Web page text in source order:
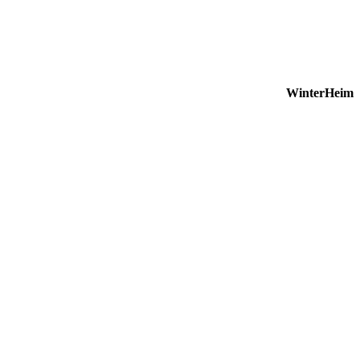
WinterHeim